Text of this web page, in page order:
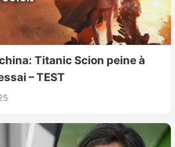
Titanic Scion peine à
– TEST